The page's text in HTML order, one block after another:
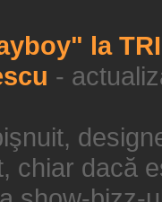
la
-
chiar dacă